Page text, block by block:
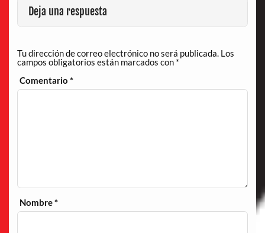
Deja una respuesta
Tu dirección de correo electrónico no será publicada. Los
campos obligatorios están marcados con *
Comentario*
Nombre*